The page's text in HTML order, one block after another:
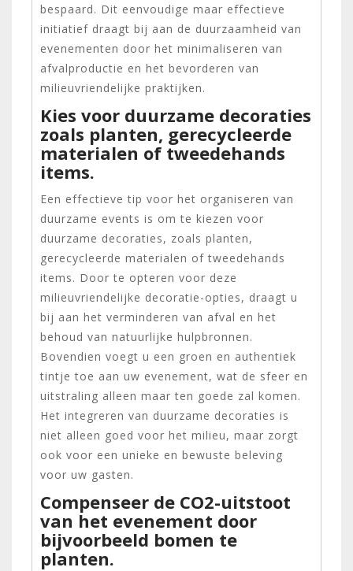
bespaard. Dit eenvoudige maar effectieve
initiatief draagt bij aan de duurzaamheid van
evenementen door het minimaliseren van
afvalproductie en het bevorderen van
milieuvriendelijke praktijken.
Kies voor duurzame decoraties
zoals planten, gerecycleerde
materialen of tweedehands
items.
Een effectieve tip voor het organiseren van
duurzame events is om te kiezen voor
duurzame decoraties, zoals planten,
gerecycleerde materialen of tweedehands
items. Door te opteren voor deze
milieuvriendelijke decoratie-opties, draagt u
bij aan het verminderen van afval en het
behoud van natuurlijke hulpbronnen.
Bovendien voegt u een groen en authentiek
tintje toe aan uw evenement, wat de sfeer en
uitstraling alleen maar ten goede zal komen.
Het integreren van duurzame decoraties is
niet alleen goed voor het milieu, maar zorgt
ook voor een unieke en bewuste beleving
voor uw gasten.
Compenseer de CO2-uitstoot
van het evenement door
bijvoorbeeld bomen te
planten.